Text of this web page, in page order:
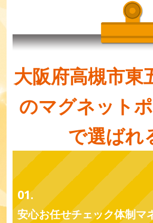
大阪府高槻市東
のマグネット
で選ばれ
01.
安心お任せチェック体制マ